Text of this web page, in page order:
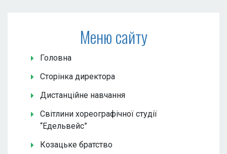
Меню сайту
Головна
Сторінка директора
Дистанційне навчання
Світлини хореографічної студії
“Едельвейс”
Козацьке братство